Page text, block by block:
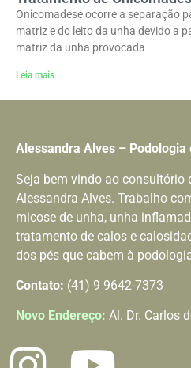
Onicomadese ocorre a separação
matriz e do leito da unha devido a
matriz da unha provocada
Leia mais
Alessandra Alves – Podologia
Seja bem vindo ao consultório
Alessandra Alves. Trabalho
micose de unha, unha
tratamento de calos e
dos pés que cabem à
Contato: (41) 9 9642-7373
Novo Endereço: Al. Dr. Carlos